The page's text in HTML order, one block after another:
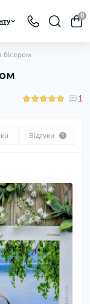
0
бісером
1
Відгуки 1